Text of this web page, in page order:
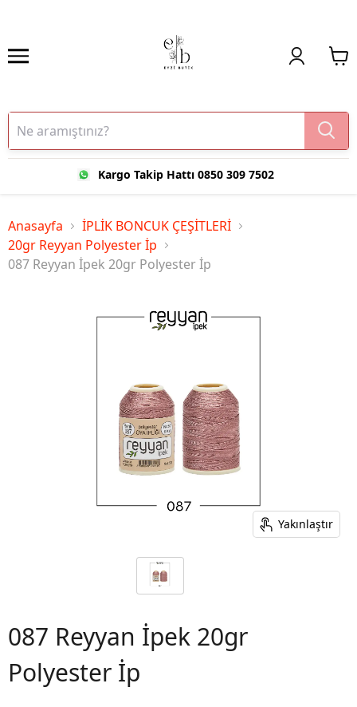
Kargo Takip Hattı 0850 309 7502
Anasayfa
İPLİK BONCUK ÇEŞİTLERİ
20gr Reyyan Polyester İp
087 Reyyan İpek 20gr Polyester İp
Yakınlaştır
087 Reyyan İpek 20gr
Polyester İp